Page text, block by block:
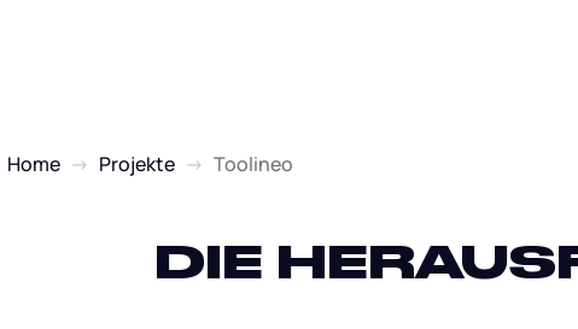
Home → Projekte → Toolineo
DIE